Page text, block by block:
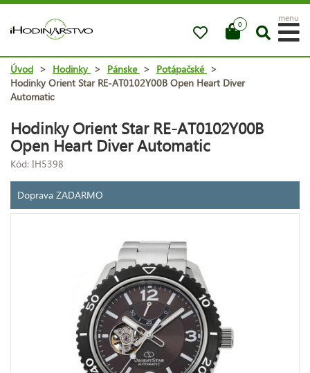
0
menu
Úvod > Hodinky > Pánske > Potápačské >
Hodinky Orient Star RE-AT0102Y00B Open Heart Diver
Automatic
Hodinky Orient Star RE-AT0102Y00B
Open Heart Diver Automatic
Kód: IH5398
Doprava ZADARMO